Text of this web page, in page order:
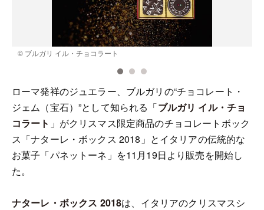
© ブルガリ イル・チョコラート
ローマ発祥のジュエラー、ブルガリの“チョコレート・
ジェム（宝石）”として知られる「ブルガリ イル・チョ
コラート 」がクリスマス限定商品のチョコレートボック
ス「ナターレ・ボックス 2018」とイタリアの伝統的な
お菓子「パネットーネ」を11月19日より販売を開始し
た。
ナターレ・ボックス 2018は、イタリアのクリスマスシ